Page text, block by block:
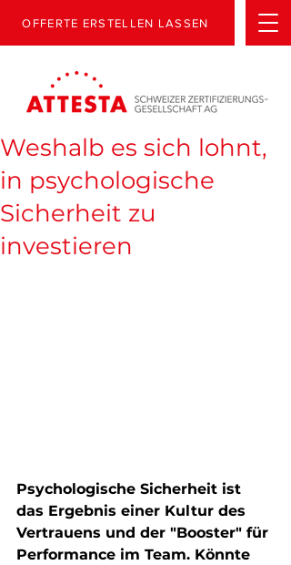
OFFERTE ERSTELLEN LASSEN
Weshalb es sich lohnt,
in psychologische
Sicherheit zu
investieren
Psychologische Sicherheit ist
das Ergebnis einer Kultur des
Vertrauens und der "Booster" für
Performance im Team. Könnte